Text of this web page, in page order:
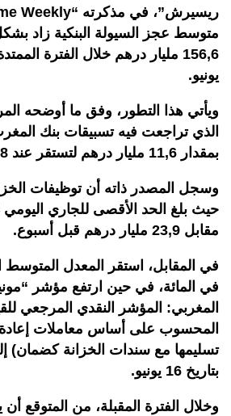
ريسيرش”، في مذكرته “Weekly
متوسط عجز السيولة البنكية زاد
يونيو.
ويأتي هذا التطور، وفق ما أوضحه
بمقدار 11,6 مليار درهم لتستقر عند 43,8 مليار درهم
وسجل المصدر ذاته أن توظيفات
مقابل 23,9 مليار درهم قبل أسبوع
.
في المائة، في حين ارتفع مؤشر
المغربي: المؤشر النقدي المرجعي
المحسوب على أساس معاملات إعادة
بتاريخ 16 يونيو
.
وخلال الفترة المقبلة، من المتوقع